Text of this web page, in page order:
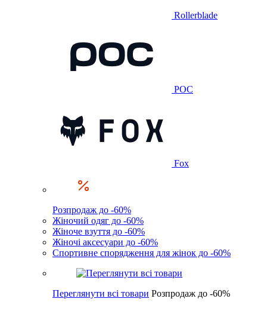
Rollerblade
POC
Fox
Розпродаж до -60%
Жіночий одяг до -60%
Жіноче взуття до -60%
Жіночі аксесуари до -60%
Спортивне спорядження для жінок до -60%
Переглянути всі товари Розпродаж до -60%